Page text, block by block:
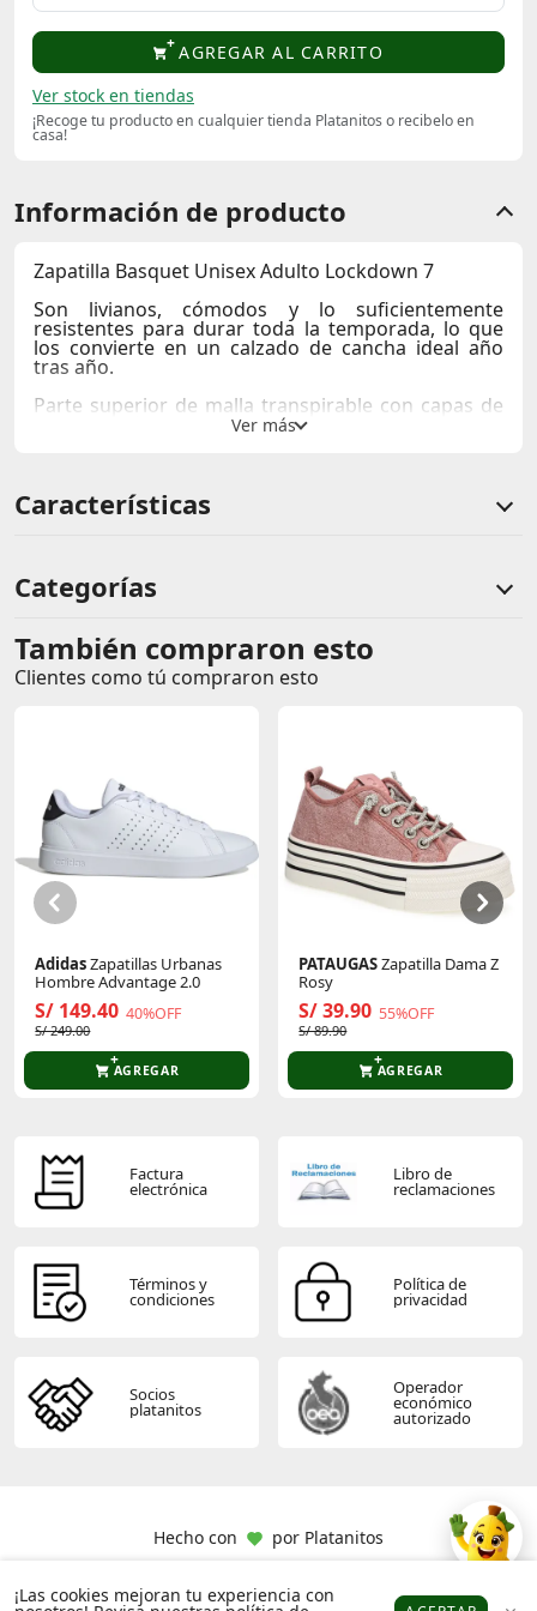
AGREGAR AL CARRITO
Ver stock en tiendas
¡Recoge tu producto en cualquier tienda Platanitos o recibelo en
casa!
Información de producto
Zapatilla Basquet Unisex Adulto Lockdown 7
Son livianos, cómodos y lo suficientemente
resistentes para durar toda la temporada, lo que
los convierte en un calzado de cancha ideal año
tras año.
Parte superior de malla transpirable con capas de
cuero y película para mayor soporte y durabilidad.
tracción en espiga para un movimiento y control
máximos en la cancha
Características
Categorías
Comentarios de clientes
Comentarios de clientes que compraron este producto
Sin calificaciones
Este producto aún no tiene calificaciones.
Sé el primero en comentar y acumula Puntos.
También compraron esto
Clientes como tú compraron esto
AdidasZapatillas Urbanas
Hombre Advantage 2.0
S/ 149.40 40%OFF
S/ 249.00
AGREGAR
PATAUGASZapatilla Dama Z
Rosy
S/ 39.90 55%OFF
S/ 89.90
AGREGAR
Factura
electrónica
Libro de
reclamaciones
Términos y
condiciones
Política de
privacidad
Socios
platanitos
Operador
económico
autorizado
Hecho con por Platanitos
¡Las cookies mejoran tu experiencia con